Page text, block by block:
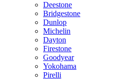
Deestone
Bridgestone
Dunlop
Michelin
Dayton
Firestone
Goodyear
Yokohama
Pirelli